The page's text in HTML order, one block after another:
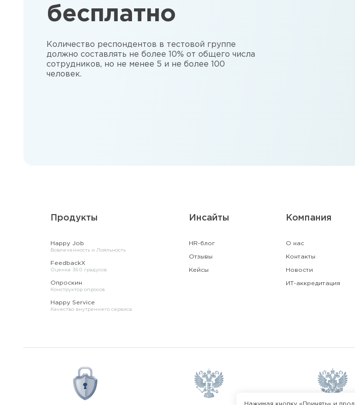
бесплатно
Количество респондентов в тестовой группе
должно составлять не более 10% от общего числа
сотрудников, но не менее 5 и не более 100
человек.
Продукты
Happy Job
Вовлеченность и Лояльность
FeedbackX
Оценка 360 градусов
Опроскин
Конструктор опросов
Happy Service
Качество внутреннего сервиса
Инсайты
HR-блог
Отзывы
Кейсы
Компания
О нас
Контакты
Новости
ИТ-аккредитация
Нажимая кнопку «Принять» и